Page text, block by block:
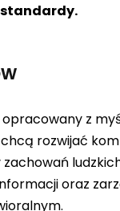
opracowany z
rozwijać
zachowań
oraz